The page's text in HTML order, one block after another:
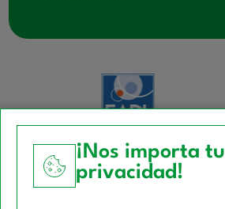
¡Nos importa tu
privacidad!